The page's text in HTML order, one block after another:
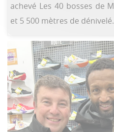
achevé Les 40 bosses de
et 5 500 mètres de dénivelé.